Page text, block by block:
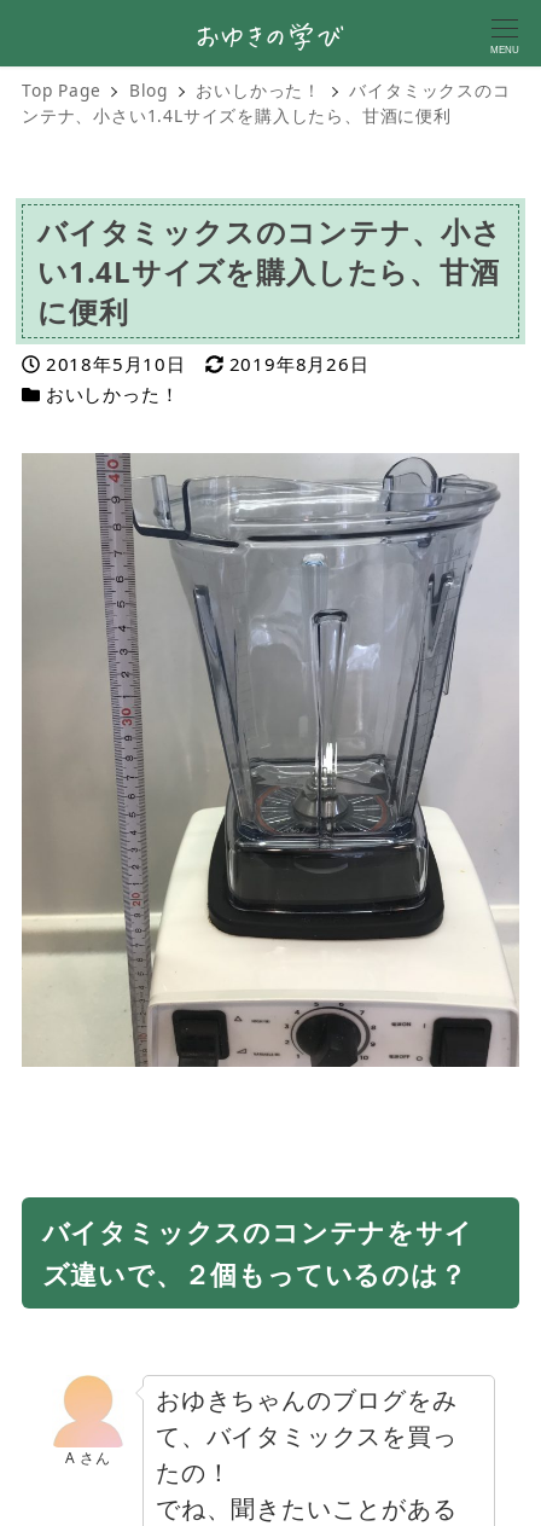
MENU
Top Page Blog おいしかった！
バイタミックスのコ
ンテナ、小さい1.4Lサイズを購入したら、甘酒に便利
バイタミックスのコンテナ、小さ
い1.4Lサイズを購入したら、甘酒
に便利
投稿日
2018年5月10日 更新日
2019年8月26日
カテゴリー
おいしかった！
バイタミックスのコンテナをサイ
ズ違いで、２個もっているのは？
A さん
おゆきちゃんのブログをみ
て、バイタミックスを買っ
たの！
でね、聞きたいことがある